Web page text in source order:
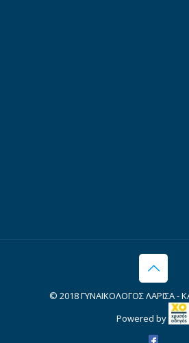
© 2018 ΓΥΝΑΙΚΟΛΟΓΟΣ ΛΑΡΙΣΑ -
Powered by